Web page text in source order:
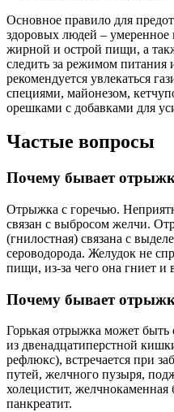
Основное правило для
здоровых людей – умеренное
жирной и острой пищи, а
следить за режимом питания
рекомендуется увлекаться
специями, майонезом,
орешками с добавками для
Частые вопросы
Почему бывает
Отрыжка с горечью.
связан с выбросом желчи.
(гнилостная) связана с
сероводорода. Желудок не
пищи, из-за чего она гниет и
Почему бывает
Горькая отрыжка может быть
из двенадцатиперстной
рефлюкс), встречается при
путей, желчного пузыря,
холецистит, желчнокаменная
панкреатит.